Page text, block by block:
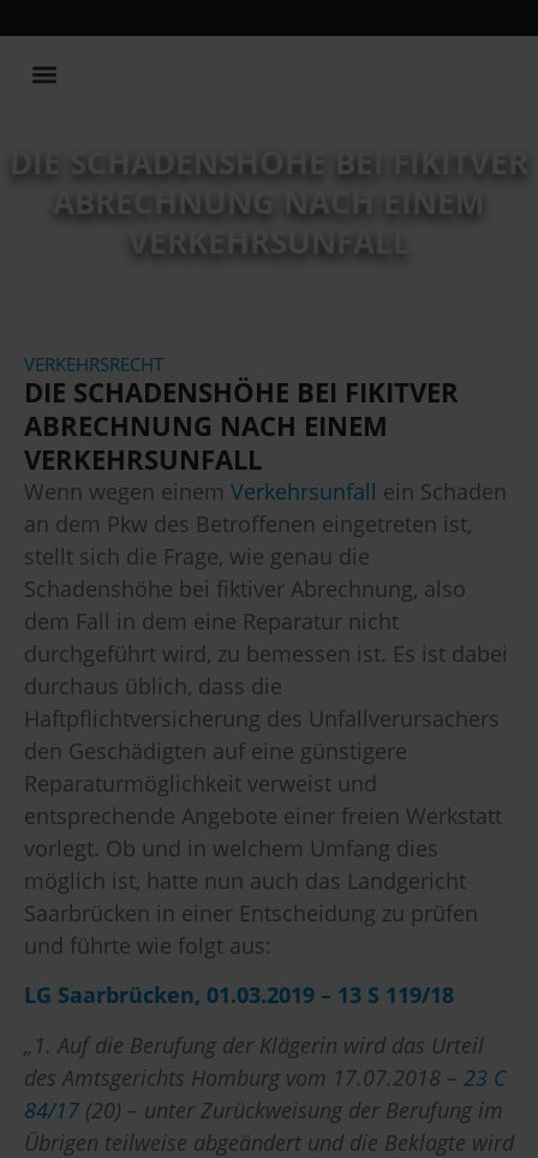
DIE SCHADENSHÖHE BEI FIKITVER
ABRECHNUNG NACH EINEM
VERKEHRSUNFALL
VERKEHRSRECHT
DIE SCHADENSHÖHE BEI FIKITVER
ABRECHNUNG NACH EINEM
VERKEHRSUNFALL
Wenn wegen einem Verkehrsunfall ein Schaden
an dem Pkw des Betroffenen eingetreten ist,
stellt sich die Frage, wie genau die
Schadenshöhe bei fiktiver Abrechnung, also
dem Fall in dem eine Reparatur nicht
durchgeführt wird, zu bemessen ist. Es ist dabei
durchaus üblich, dass die
Haftpflichtversicherung des Unfallverursachers
den Geschädigten auf eine günstigere
Reparaturmöglichkeit verweist und
entsprechende Angebote einer freien Werkstatt
vorlegt. Ob und in welchem Umfang dies
möglich ist, hatte nun auch das Landgericht
Saarbrücken in einer Entscheidung zu prüfen
und führte wie folgt aus:
LG Saarbrücken, 01.03.2019 – 13 S 119/18
„1. Auf die Berufung der Klägerin wird das Urteil
des Amtsgerichts Homburg vom 17.07.2018 – 23 C
84/17 (20) – unter Zurückweisung der Berufung im
Übrigen teilweise abgeändert und die Beklagte wird